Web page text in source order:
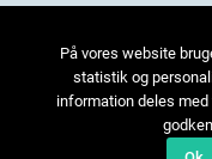
På vores website
statistik og
information deles